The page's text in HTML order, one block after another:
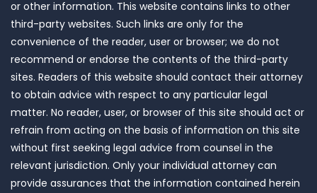
or other information. This website contains links to other
third-party websites. Such links are only for the
convenience of the reader, user or browser; we do not
recommend or endorse the contents of the third-party
sites. Readers of this website should contact their attorney
to obtain advice with respect to any particular legal
matter. No reader, user, or browser of this site should act or
refrain from acting on the basis of information on this site
without first seeking legal advice from counsel in the
relevant jurisdiction. Only your individual attorney can
provide assurances that the information contained herein